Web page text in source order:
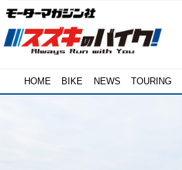
HOME BIKE NEWS TOURING